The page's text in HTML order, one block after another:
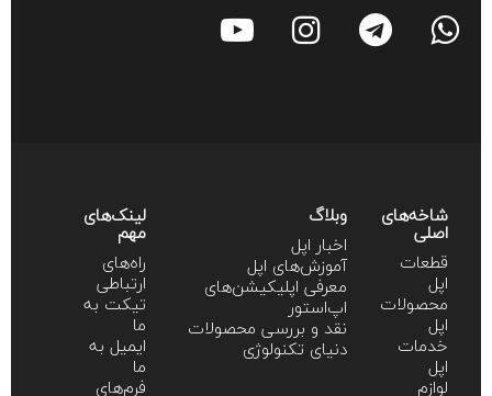
شاخه‌های
اصلی
قطعات
اپل
محصولات
اپل
خدمات
اپل
لوازم
وبلاگ
اخبار اپل
آموزش‌‌های اپل
معرفی اپلیکیشن‌های
اپ‌استور
نقد و بررسی محصولات
دنیای تکنولوژی
لینک‌های
مهم
راه‌های
ارتباطی
تیکت به
ما
ایمیل به
ما
فرم‌های